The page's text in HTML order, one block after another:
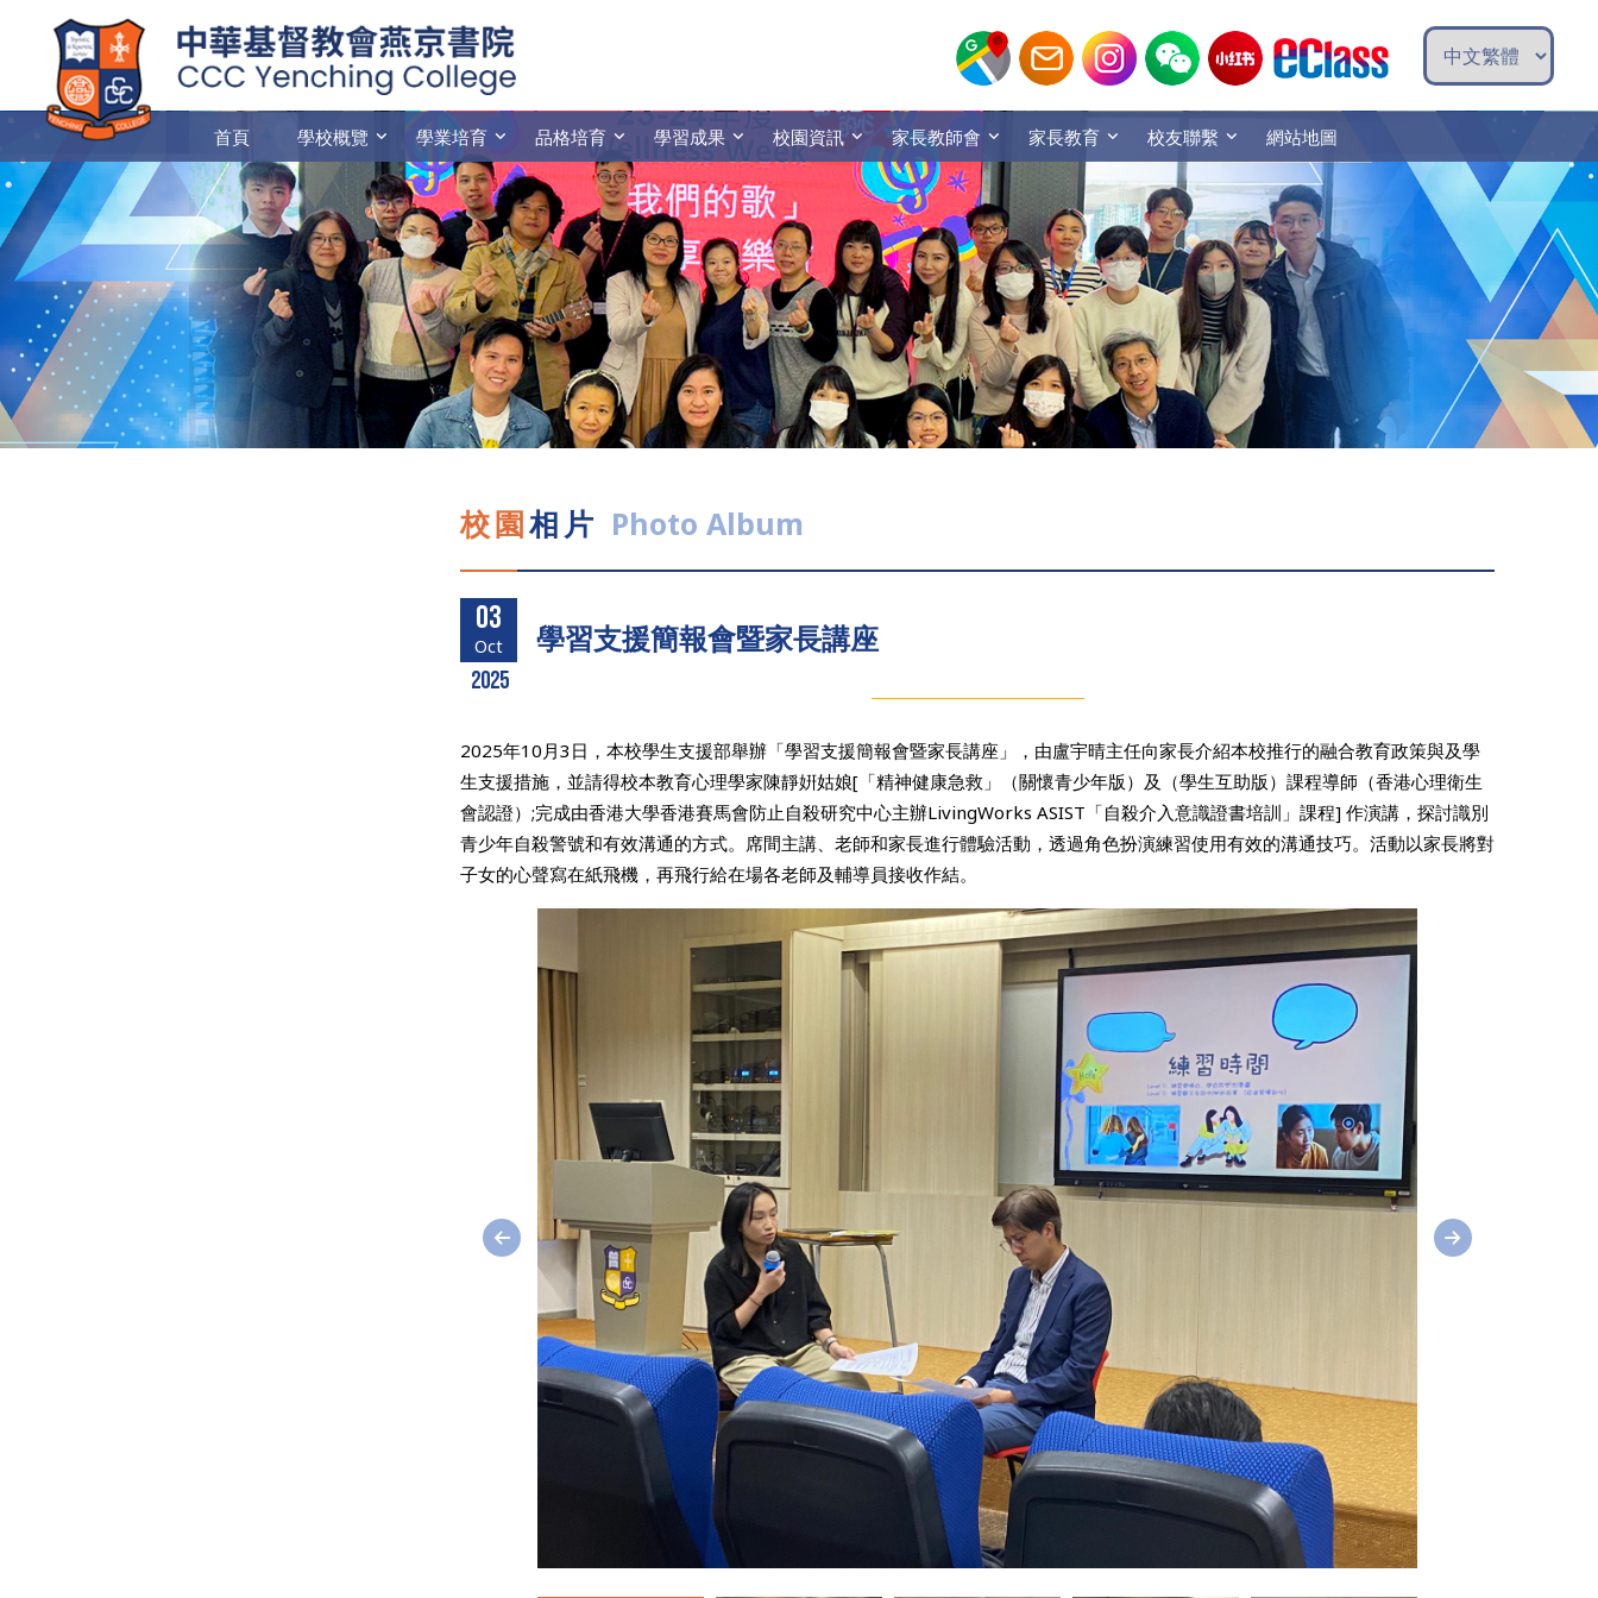
首頁 學校概覽 學業培育 品格培育 學習成果 校園資訊 家長教師會 家長教育 校友聯繫 網站地圖
校園相片 Photo Album
03
Oct
2025
學習支援簡報會暨家長講座
2025年10月3日，本校學生支援部舉辦「學習支援簡報會暨家長講座」，由盧宇晴主任向家長介紹本校推行的融合教育政策與及學
生支援措施，並請得校本教育心理學家陳靜姸姑娘[「精神健康急救」（關懷青少年版）及（學生互助版）課程導師（香港心理衛生
會認證）;完成由香港大學香港賽馬會防止自殺研究中心主辦LivingWorks ASIST「自殺介入意識證書培訓」課程] 作演講，探討識別
青少年自殺警號和有效溝通的方式。席間主講、老師和家長進行體驗活動，透過角色扮演練習使用有效的溝通技巧。活動以家長將對
子女的心聲寫在紙飛機，再飛行給在場各老師及輔導員接收作結。